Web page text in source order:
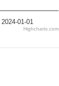
2024-01-01
Highcharts.com